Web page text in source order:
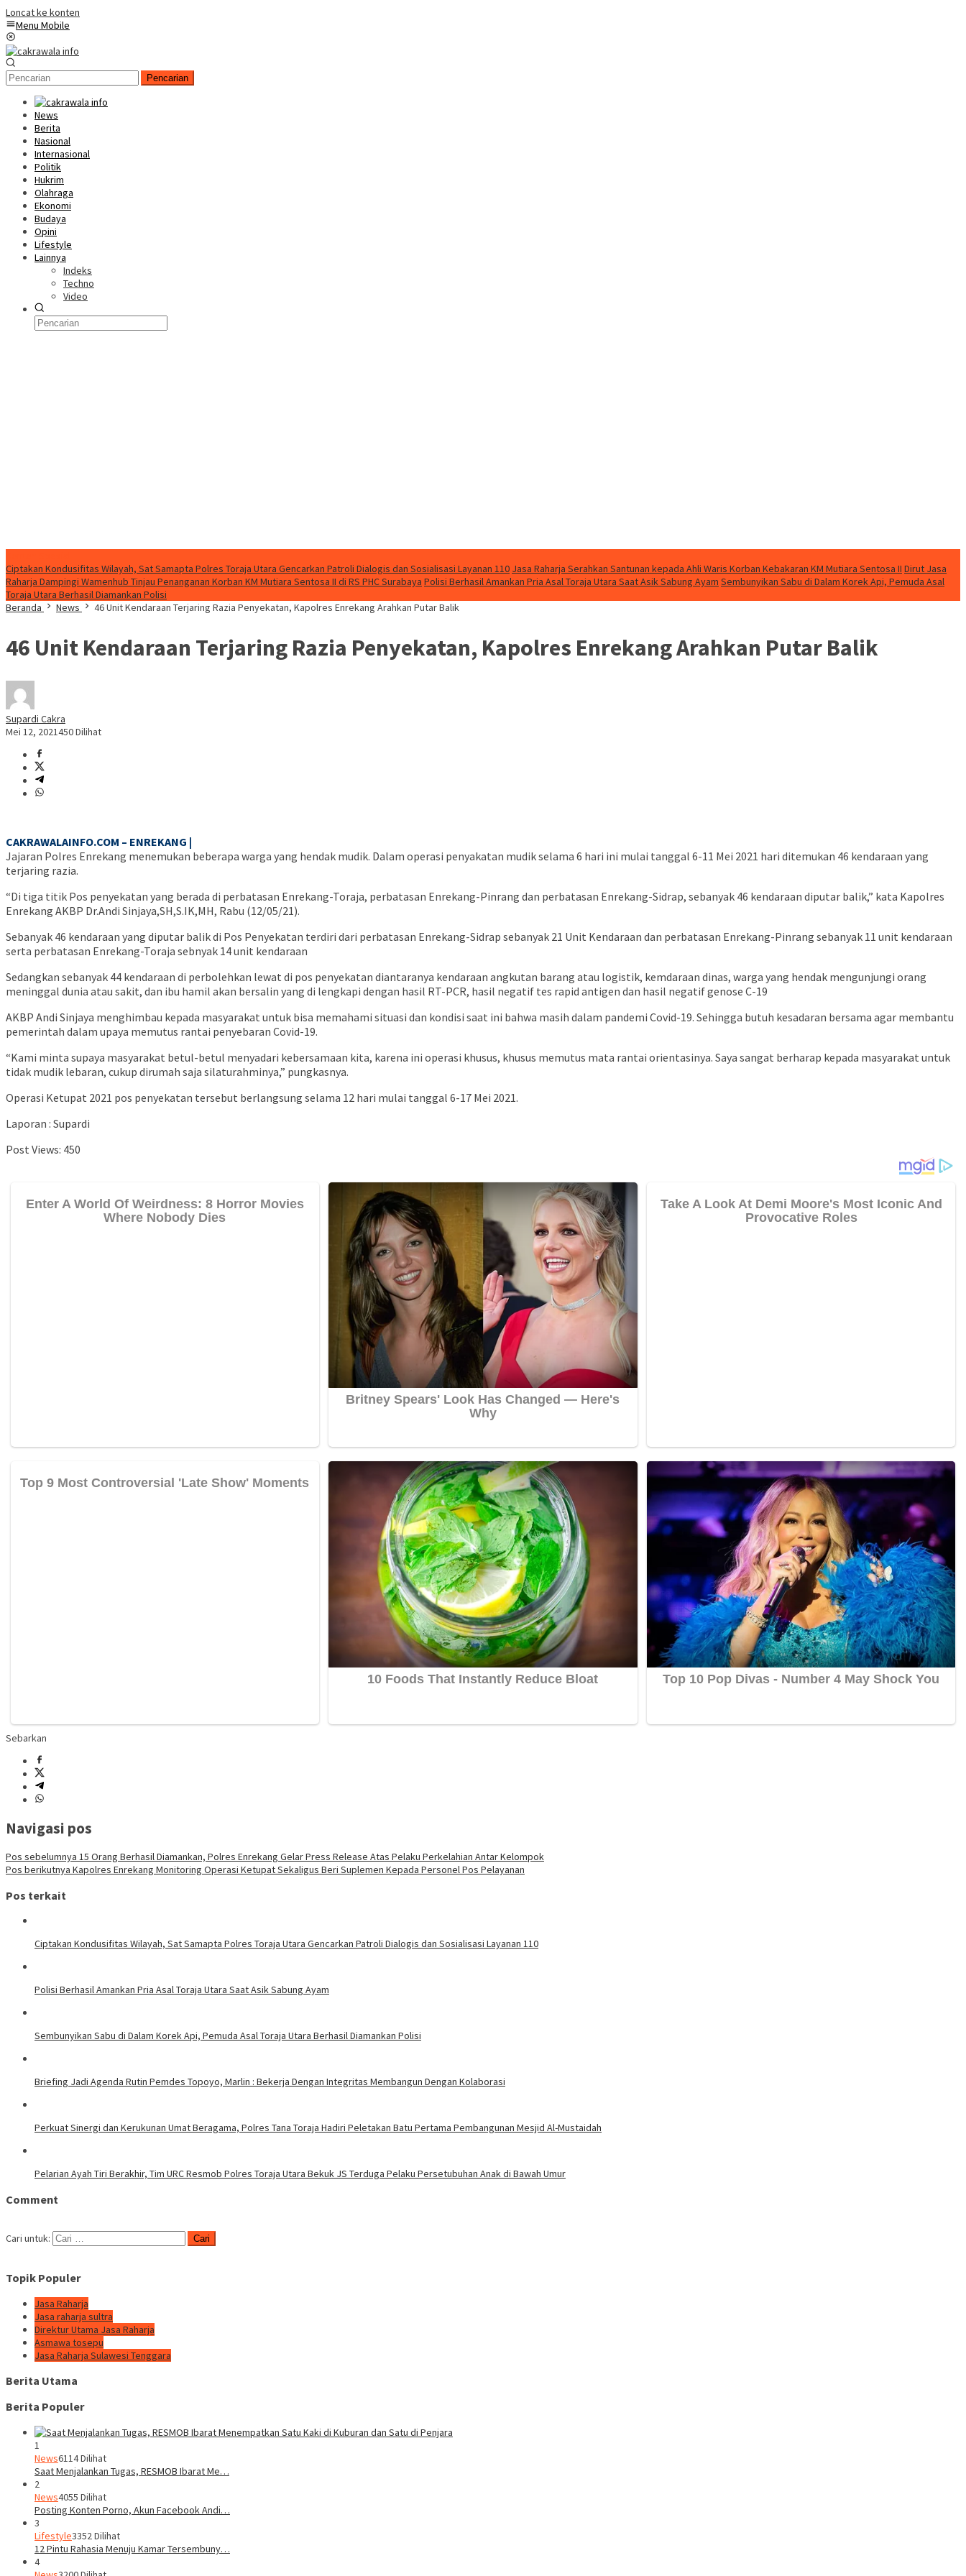
Loncat ke konten
Menu Mobile
Pencarian
News
Berita
Nasional
Internasional
Politik
Hukrim
Olahraga
Ekonomi
Budaya
Opini
Lifestyle
Lainnya
Indeks
Techno
Video
Ciptakan Kondusifitas Wilayah, Sat Samapta Polres Toraja Utara Gencarkan Patroli Dialogis dan Sosialisasi Layanan 110 Jasa Raharja Serahkan Santunan kepada Ahli Waris Korban Kebakaran KM Mutiara Sentosa II Dirut Jasa
Raharja Dampingi Wamenhub Tinjau Penanganan Korban KM Mutiara Sentosa II di RS PHC Surabaya Polisi Berhasil Amankan Pria Asal Toraja Utara Saat Asik Sabung Ayam Sembunyikan Sabu di Dalam Korek Api, Pemuda Asal
Toraja Utara Berhasil Diamankan Polisi
Beranda
News 46 Unit Kendaraan Terjaring Razia Penyekatan, Kapolres Enrekang Arahkan Putar Balik
46 Unit Kendaraan Terjaring Razia Penyekatan, Kapolres Enrekang Arahkan Putar Balik
Supardi Cakra
Mei 12, 2021450 Dilihat
CAKRAWALAINFO.COM – ENREKANG |
Jajaran Polres Enrekang menemukan beberapa warga yang hendak mudik. Dalam operasi penyakatan mudik selama 6 hari ini mulai tanggal 6-11 Mei 2021 hari ditemukan 46 kendaraan yang
terjaring razia.
“Di tiga titik Pos penyekatan yang berada di perbatasan Enrekang-Toraja, perbatasan Enrekang-Pinrang dan perbatasan Enrekang-Sidrap, sebanyak 46 kendaraan diputar balik,” kata Kapolres
Enrekang AKBP Dr.Andi Sinjaya,SH,S.IK,MH, Rabu (12/05/21).
Sebanyak 46 kendaraan yang diputar balik di Pos Penyekatan terdiri dari perbatasan Enrekang-Sidrap sebanyak 21 Unit Kendaraan dan perbatasan Enrekang-Pinrang sebanyak 11 unit kendaraan
serta perbatasan Enrekang-Toraja sebnyak 14 unit kendaraan
Sedangkan sebanyak 44 kendaraan di perbolehkan lewat di pos penyekatan diantaranya kendaraan angkutan barang atau logistik, kemdaraan dinas, warga yang hendak mengunjungi orang
meninggal dunia atau sakit, dan ibu hamil akan bersalin yang di lengkapi dengan hasil RT-PCR, hasil negatif tes rapid antigen dan hasil negatif genose C-19
AKBP Andi Sinjaya menghimbau kepada masyarakat untuk bisa memahami situasi dan kondisi saat ini bahwa masih dalam pandemi Covid-19. Sehingga butuh kesadaran bersama agar membantu
pemerintah dalam upaya memutus rantai penyebaran Covid-19.
“Kami minta supaya masyarakat betul-betul menyadari kebersamaan kita, karena ini operasi khusus, khusus memutus mata rantai orientasinya. Saya sangat berharap kepada masyarakat untuk
tidak mudik lebaran, cukup dirumah saja silaturahminya,” pungkasnya.
Operasi Ketupat 2021 pos penyekatan tersebut berlangsung selama 12 hari mulai tanggal 6-17 Mei 2021.
Laporan : Supardi
Post Views: 450
Sebarkan
Navigasi pos
Pos sebelumnya 15 Orang Berhasil Diamankan, Polres Enrekang Gelar Press Release Atas Pelaku Perkelahian Antar Kelompok
Pos berikutnya Kapolres Enrekang Monitoring Operasi Ketupat Sekaligus Beri Suplemen Kepada Personel Pos Pelayanan
Pos terkait
Ciptakan Kondusifitas Wilayah, Sat Samapta Polres Toraja Utara Gencarkan Patroli Dialogis dan Sosialisasi Layanan 110
Polisi Berhasil Amankan Pria Asal Toraja Utara Saat Asik Sabung Ayam
Sembunyikan Sabu di Dalam Korek Api, Pemuda Asal Toraja Utara Berhasil Diamankan Polisi
Briefing Jadi Agenda Rutin Pemdes Topoyo, Marlin : Bekerja Dengan Integritas Membangun Dengan Kolaborasi
Perkuat Sinergi dan Kerukunan Umat Beragama, Polres Tana Toraja Hadiri Peletakan Batu Pertama Pembangunan Mesjid Al-Mustaidah
Pelarian Ayah Tiri Berakhir, Tim URC Resmob Polres Toraja Utara Bekuk JS Terduga Pelaku Persetubuhan Anak di Bawah Umur
Comment
Cari untuk:
Topik Populer
Jasa Raharja
Jasa raharja sultra
Direktur Utama Jasa Raharja
Asmawa tosepu
Jasa Raharja Sulawesi Tenggara
Berita Utama
Berita Populer
1
News6114 Dilihat
Saat Menjalankan Tugas, RESMOB Ibarat Me…
2
News4055 Dilihat
Posting Konten Porno, Akun Facebook Andi…
3
Lifestyle3352 Dilihat
12 Pintu Rahasia Menuju Kamar Tersembuny…
4